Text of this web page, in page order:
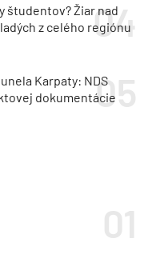
študentov? Žiar nad
z celého regiónu
Karpaty: NDS
dokumentácie